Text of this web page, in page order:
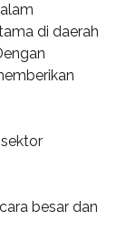
di daerah
besar dan